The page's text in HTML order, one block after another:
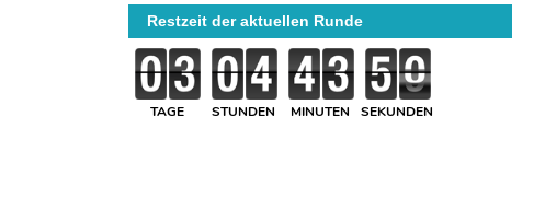
Restzeit der aktuellen Runde
TAGE STUNDEN MINUTEN SEKUNDEN